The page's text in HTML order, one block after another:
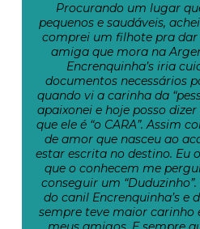
Procurando um lugar
pequenos e saudáveis,
comprei um filhote pra dar
amiga que mora na
Encrenquinha’s iria
documentos necessários
quando vi a carinha da
apaixonei e hoje posso
que ele é “o CARA”. Assim
de amor que nasceu ao
estar escrita no destino. Eu
que o conhecem me
conseguir um
do canil Encrenquinha’s e
sempre teve maior carinho